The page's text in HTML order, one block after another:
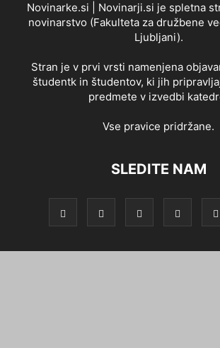
Novinarke.si | Novinarji.si je spletna
novinarstvo (Fakulteta za družbene
Ljubljani).
Stran je v prvi vrsti namenjena
študentk in študentov, ki jih
predmete v izvedbi
Vse pravice pridržane.
SLEDITE NAM